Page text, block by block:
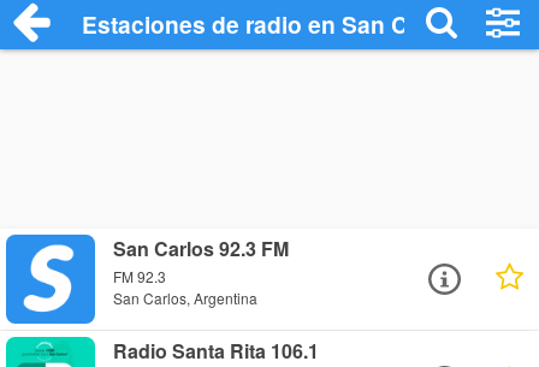
Estaciones de radio en San Carlos -
San Carlos 92.3 FM
FM 92.3
San Carlos, Argentina
Radio Santa Rita 106.1